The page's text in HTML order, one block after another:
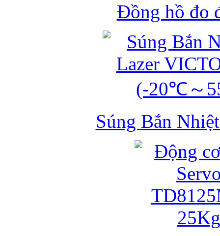
Đồng hồ đo
Súng Bắn